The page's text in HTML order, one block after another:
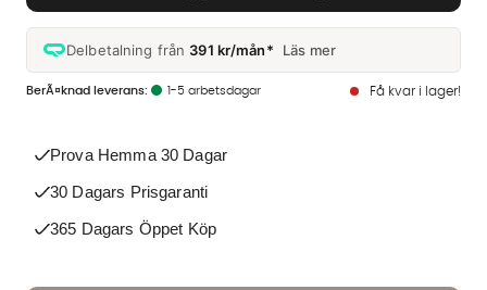
Delbetalning från 391 kr/mån* Läs mer
1-5 arbetsdagar Få kvar i lager!
Prova Hemma 30 Dagar
30 Dagars Prisgaranti
365 Dagars Öppet Köp